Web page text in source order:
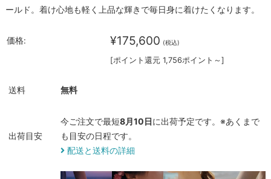
ールド。着け心地も軽く上品な輝きで毎日身に着けたくなります。
価格: ¥175,600 (税込)
[ポイント還元 1,756ポイント～]
送料 無料
出荷目安
今ご注文で最短8月10日に出荷予定です。※あくまで
も目安の日程です。
配送と送料の詳細